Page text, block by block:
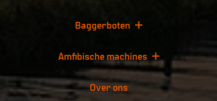
Baggerboten
Amfibische machines
Over ons